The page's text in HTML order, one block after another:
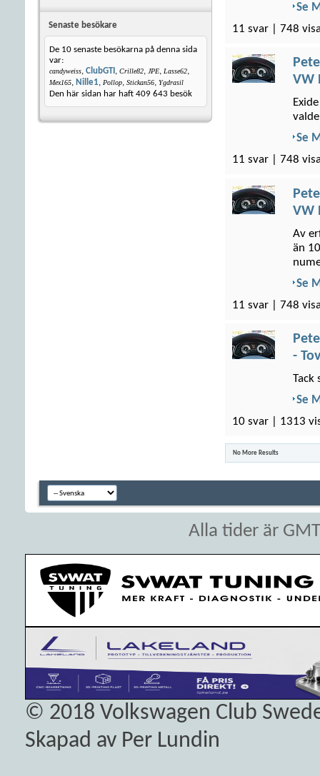
Senaste besökare
De 10 senaste besökarna på denna sida
var:
candyweiss, ClubGTI , Crille82, JPE, Lasse62,
Mex165, Nille1, Pollop, Stickan56, Ygdrasil
Den här sidan har haft 409 643 besök
Se
11 svar | 748
VW
Se
11 svar | 748
VW
Av
än
Se
11 svar | 748
-
Tack
Se
10 svar | 1313
No More Results
Alla tider är
© 2018 Volkswagen Club
Skapad av Per Lundin